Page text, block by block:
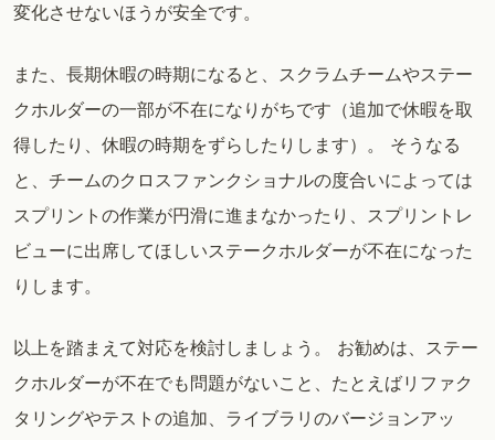
変化させないほうが安全です。
また、長期休暇の時期になると、スクラムチームやステー
クホルダーの一部が不在になりがちです（追加で休暇を取
得したり、休暇の時期をずらしたりします）。 そうなる
と、チームのクロスファンクショナルの度合いによっては
スプリントの作業が円滑に進まなかったり、スプリントレ
ビューに出席してほしいステークホルダーが不在になった
りします。
以上を踏まえて対応を検討しましょう。 お勧めは、ステー
クホルダーが不在でも問題がないこと、たとえばリファク
タリングやテストの追加、ライブラリのバージョンアッ